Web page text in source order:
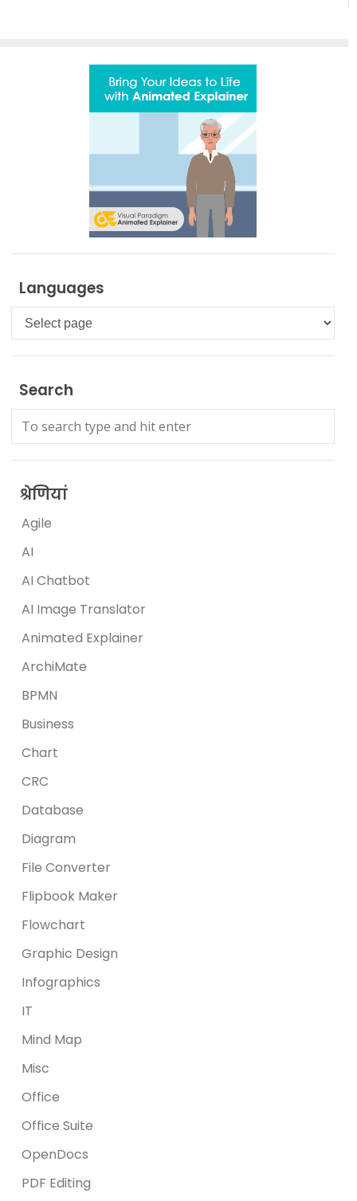
Languages
Languages
Search
श्रेणियां
Agile
AI
AI Chatbot
AI Image Translator
Animated Explainer
ArchiMate
BPMN
Business
Chart
CRC
Database
Diagram
File Converter
Flipbook Maker
Flowchart
Graphic Design
Infographics
IT
Mind Map
Misc
Office
Office Suite
OpenDocs
PDF Editing